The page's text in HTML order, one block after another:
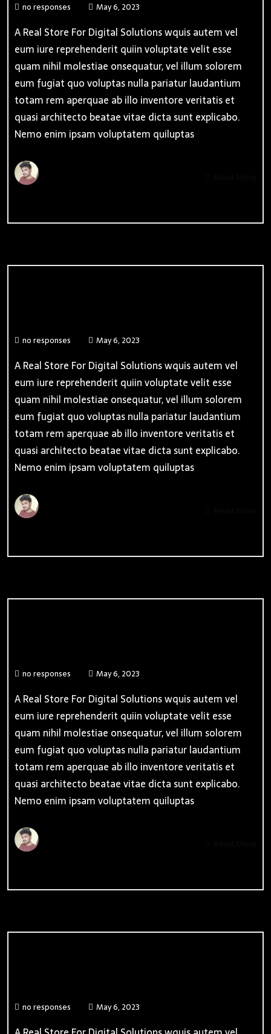
no responses May 6, 2023
A Real Store For Digital Solutions wquis autem vel
eum iure reprehenderit quiin voluptate velit esse
quam nihil molestiae onsequatur, vel illum solorem
eum fugiat quo voluptas nulla pariatur laudantium
totam rem aperquae ab illo inventore veritatis et
quasi architecto beatae vitae dicta sunt explicabo.
Nemo enim ipsam voluptatem quiluptas
no responses May 6, 2023
A Real Store For Digital Solutions wquis autem vel
eum iure reprehenderit quiin voluptate velit esse
quam nihil molestiae onsequatur, vel illum solorem
eum fugiat quo voluptas nulla pariatur laudantium
totam rem aperquae ab illo inventore veritatis et
quasi architecto beatae vitae dicta sunt explicabo.
Nemo enim ipsam voluptatem quiluptas
no responses May 6, 2023
A Real Store For Digital Solutions wquis autem vel
eum iure reprehenderit quiin voluptate velit esse
quam nihil molestiae onsequatur, vel illum solorem
eum fugiat quo voluptas nulla pariatur laudantium
totam rem aperquae ab illo inventore veritatis et
quasi architecto beatae vitae dicta sunt explicabo.
Nemo enim ipsam voluptatem quiluptas
no responses May 6, 2023